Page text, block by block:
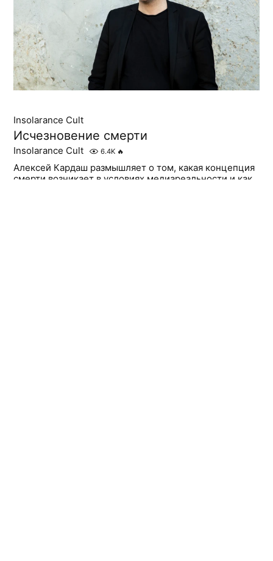
Insolarance Cult
Исчезновение смерти
Insolarance Cult 6.4K 🔥
Алексей Кардаш размышляет о том, какая концепция
смерти возникает в условиях медиареальности и как